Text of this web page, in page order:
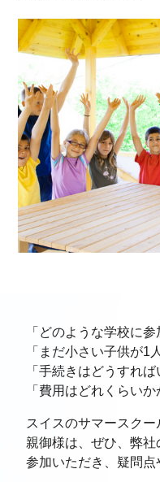
「どのような学校に参
「まだ小さい子供が1
「手続きはどうすれば
「費用はどれくらいか
スイスのサマースク
親御様は、ぜひ、弊
参加いただき、疑問点